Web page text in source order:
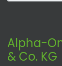
Alpha-
& Co. KG